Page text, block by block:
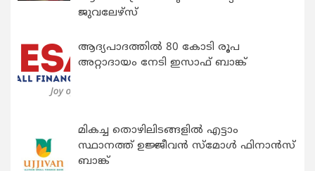
ജുവലേഴ്‌സ്
ആദ്യപാദത്തിൽ 80 കോടി രൂപ
അറ്റാദായം നേടി ഇസാഫ് ബാങ്ക്
മികച്ച തൊഴിലിടങ്ങളിൽ എട്ടാം
സ്ഥാനത്ത് ഉജ്ജീവൻ സ്മോൾ ഫിനാൻസ്
ബാങ്ക്